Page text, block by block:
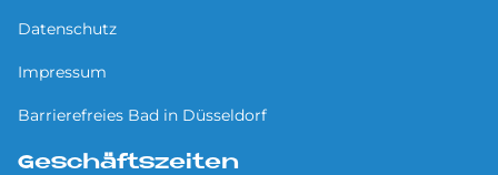
Datenschutz
Impressum
Barrierefreies Bad in Düsseldorf
Geschäftszeiten